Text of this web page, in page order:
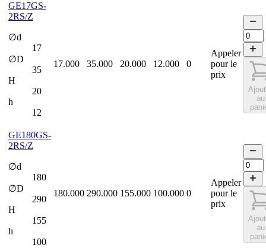
GE17GS-
2RS/Z
∅d
17
∅D
35
H
20
h
12
17.000 35.000 20.000 12.000 0
Appeler
pour le
prix
au
GE180GS-
2RS/Z
∅d
180
∅D
290
H
155
h
100
180.000 290.000 155.000 100.000 0
Appeler
pour le
prix
au